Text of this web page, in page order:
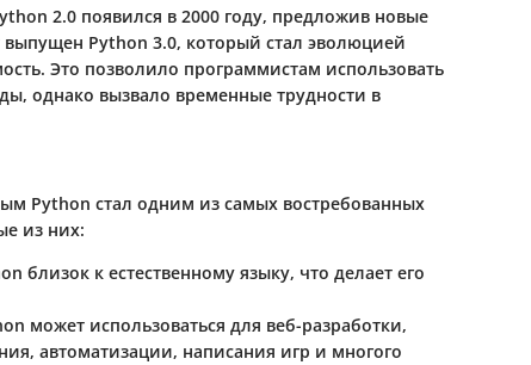
2.0 появился в 2000 году, предложив новые
Python 3.0, который стал эволюцией
Это позволило программистам использовать
однако вызвало временные трудности в
Python стал одним из самых востребованных
из них:
близок к естественному языку, что делает его
может использоваться для веб-разработки,
автоматизации, написания игр и многого